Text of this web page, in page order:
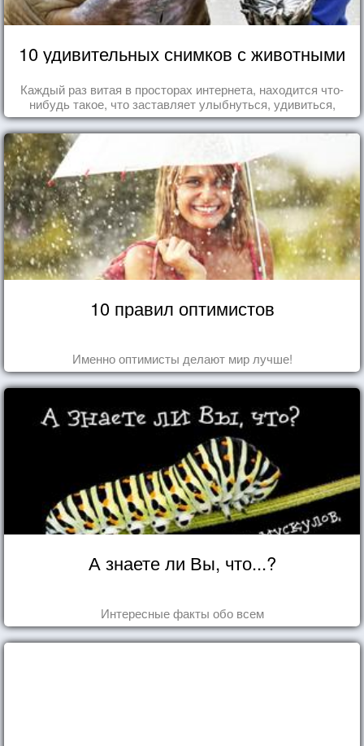
10 удивительных снимков с животными
Каждый раз витая в просторах интернета, находится что-
нибудь такое, что заставляет улыбнуться, удивиться,
восхититься...
10 правил оптимистов
Именно оптимисты делают мир лучше!
А знаете ли Вы, что...?
Интересные факты обо всем